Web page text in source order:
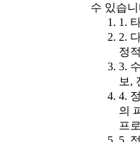
수 있습
1.
2.
정
3.
보,
4.
의
프